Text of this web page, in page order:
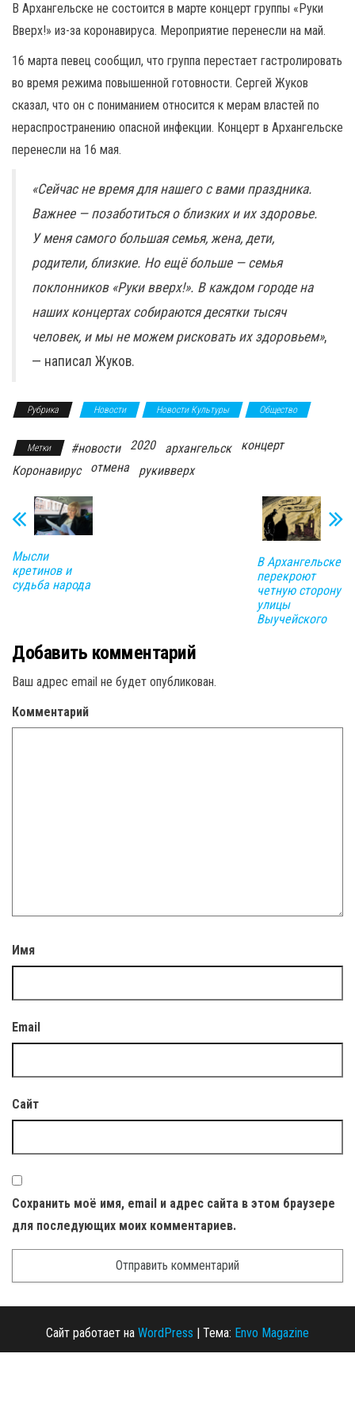
В Архангельске не состоится в марте концерт группы «Руки
Вверх!» из-за коронавируса. Мероприятие перенесли на май.
16 марта певец сообщил, что группа перестает гастролировать
во время режима повышенной готовности. Сергей Жуков
сказал, что он с пониманием относится к мерам властей по
нераспространению опасной инфекции. Концерт в Архангельске
перенесли на 16 мая.
«Сейчас не время для нашего с вами праздника.
Важнее — позаботиться о близких и их здоровье.
У меня самого большая семья, жена, дети,
родители, близкие. Но ещё больше — семья
поклонников «Руки вверх!». В каждом городе на
наших концертах собираются десятки тысяч
человек, и мы не можем рисковать их здоровьем»,
— написал Жуков.
Рубрика Новости Новости Культуры Общество
Метки #новости 2020 архангельск
концерт
Коронавирус
отмена рукивверх
Мысли
кретинов и
судьба народа
В Архангельске
перекроют
четную сторону
улицы
Выучейского
Добавить комментарий
Ваш адрес email не будет опубликован.
Комментарий
Имя
Email
Сайт
Сохранить моё имя, email и адрес сайта в этом браузере
для последующих моих комментариев.
Сайт работает на WordPress | Тема: Envo Magazine